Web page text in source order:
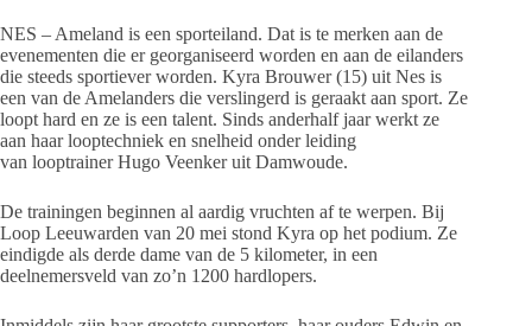
NES – Ameland is een sporteiland. Dat is te merken aan de
evenementen die er georganiseerd worden en aan de eilanders
die steeds sportiever worden. Kyra Brouwer (15) uit Nes is
een van de Amelanders die verslingerd is geraakt aan sport. Ze
loopt hard en ze is een talent. Sinds anderhalf jaar werkt ze
aan haar looptechniek en snelheid onder leiding
van looptrainer Hugo Veenker uit Damwoude.
De trainingen beginnen al aardig vruchten af te werpen. Bij
Loop Leeuwarden van 20 mei stond Kyra op het podium. Ze
eindigde als derde dame van de 5 kilometer, in een
deelnemersveld van zo’n 1200 hardlopers.